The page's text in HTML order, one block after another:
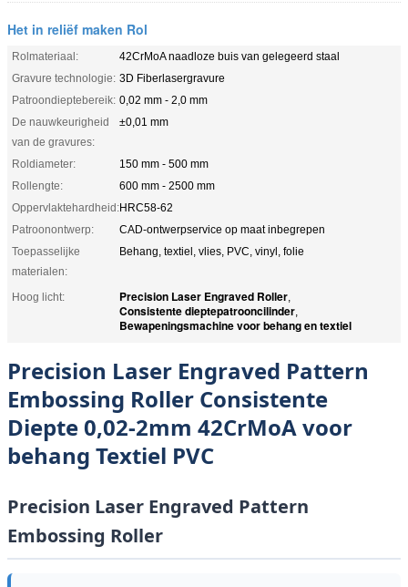
Het in reliëf maken Rol
Rolmateriaal:
42CrMoA naadloze buis van gelegeerd staal
Gravure technologie: 3D Fiberlasergravure
Patroondieptebereik: 0,02 mm - 2,0 mm
De nauwkeurigheid
van de gravures:
±0,01 mm
Roldiameter:
150 mm - 500 mm
Rollengte:
600 mm - 2500 mm
Oppervlaktehardheid:HRC58-62
Patroonontwerp:
CAD-ontwerpservice op maat inbegrepen
Toepasselijke
materialen:
Behang, textiel, vlies, PVC, vinyl, folie
Hoog licht: Precision Laser Engraved Roller,
Consistente dieptepatrooncilinder,
Bewapeningsmachine voor behang en textiel
Precision Laser Engraved Pattern
Embossing Roller Consistente
Diepte 0,02-2mm 42CrMoA voor
behang Textiel PVC
Precision Laser Engraved Pattern
Embossing Roller